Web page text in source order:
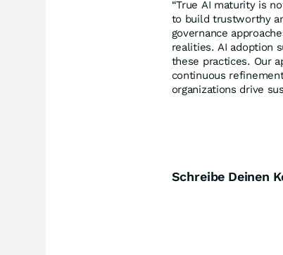
“True AI maturity is
to build trustworthy
governance
realities. AI adoption
these practices. Our
continuous
organizations drive
Schreibe Deinen